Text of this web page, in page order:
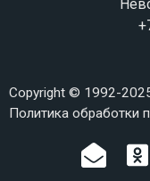
Copyright © 1992-
Политика обработки